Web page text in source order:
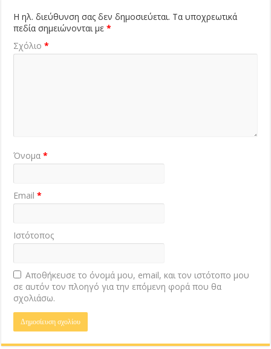
Η ηλ. διεύθυνση σας δεν δημοσιεύεται. Τα υποχρεωτικά
πεδία σημειώνονται με*
Σχόλιο*
Όνομα*
Email*
Ιστότοπος
Αποθήκευσε το όνομά μου, email, και τον ιστότοπο μου
σε αυτόν τον πλοηγό για την επόμενη φορά που θα
σχολιάσω.